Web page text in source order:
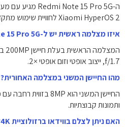
Xiaomi HyperOS 2 לחוויית שימוש מתקדמת.
איזו מצלמה ראשית יש ל-Redmi Note 15 Pro 5G?
‎f/1.7‎, ייצוב אופטי וזום אופטי ×2.
מהו החיישן המשני במצלמה האחורית?
ותמונות קבוצתיות.
האם ניתן לצלם בווידאו ברזולוציית 4K?